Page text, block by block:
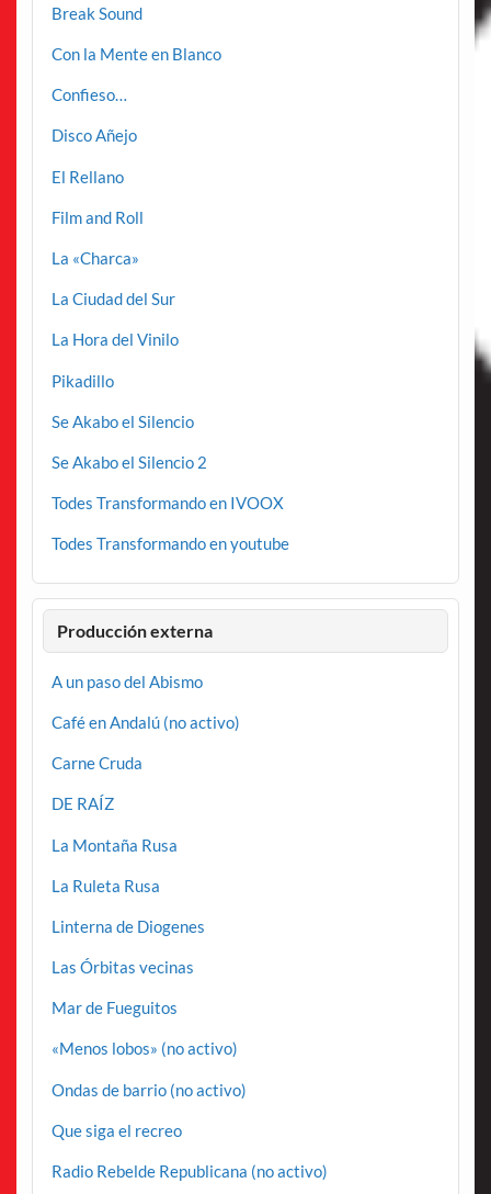
Break Sound
Con la Mente en Blanco
Confieso…
Disco Añejo
El Rellano
Film and Roll
La «Charca»
La Ciudad del Sur
La Hora del Vinilo
Pikadillo
Se Akabo el Silencio
Se Akabo el Silencio 2
Todes Transformando en IVOOX
Todes Transformando en youtube
Producción externa
A un paso del Abismo
Café en Andalú (no activo)
Carne Cruda
DE RAÍZ
La Montaña Rusa
La Ruleta Rusa
Linterna de Diogenes
Las Órbitas vecinas
Mar de Fueguitos
«Menos lobos» (no activo)
Ondas de barrio (no activo)
Que siga el recreo
Radio Rebelde Republicana (no activo)